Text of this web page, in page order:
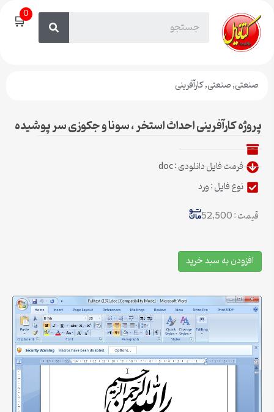
🛒0
صنعتی,صنعتی,کارآفرینی
پروژه کارآفرینی احداث استخر ، سونا و جکوزی سر پوشیده
فرمت فایل دانلودی : doc
نوع فایل : ورد
قیمت : 52,500
افزودن به سبد خرید